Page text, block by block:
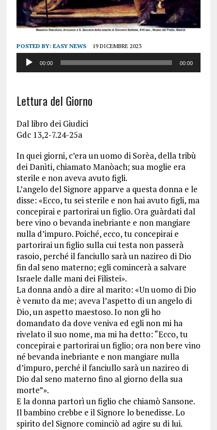
POSTED BY: EASY NEWS 19 DICEMBRE 2023
Audio
Player
00:00 00:00
Lettura del Giorno
Dal libro dei Giudici
Gdc 13,2-7.24-25a
In quei giorni, c’era un uomo di Sorèa, della tribù
dei Danìti, chiamato Manòach; sua moglie era
sterile e non aveva avuto figli.
L’angelo del Signore apparve a questa donna e le
disse: «Ecco, tu sei sterile e non hai avuto figli, ma
concepirai e partorirai un figlio. Ora guàrdati dal
bere vino o bevanda inebriante e non mangiare
nulla d’impuro. Poiché, ecco, tu concepirai e
partorirai un figlio sulla cui testa non passerà
rasoio, perché il fanciullo sarà un nazireo di Dio
fin dal seno materno; egli comincerà a salvare
Israele dalle mani dei Filistei».
La donna andò a dire al marito: «Un uomo di Dio
è venuto da me; aveva l’aspetto di un angelo di
Dio, un aspetto maestoso. Io non gli ho
domandato da dove veniva ed egli non mi ha
rivelato il suo nome, ma mi ha detto: “Ecco, tu
concepirai e partorirai un figlio; ora non bere vino
né bevanda inebriante e non mangiare nulla
d’impuro, perché il fanciullo sarà un nazireo di
Dio dal seno materno fino al giorno della sua
morte”».
E la donna partorì un figlio che chiamò Sansone.
Il bambino crebbe e il Signore lo benedisse. Lo
spirito del Signore cominciò ad agire su di lui.